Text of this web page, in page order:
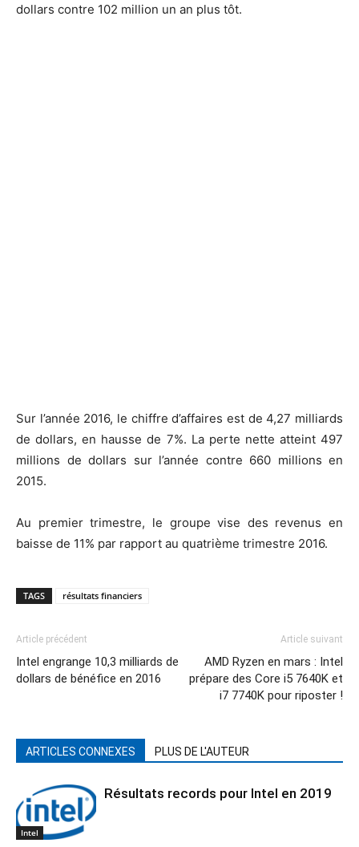
dollars contre 102 million un an plus tôt.
Sur l’année 2016, le chiffre d’affaires est de 4,27 milliards
de dollars, en hausse de 7%. La perte nette atteint 497
millions de dollars sur l’année contre 660 millions en
2015.
Au premier trimestre, le groupe vise des revenus en
baisse de 11% par rapport au quatrième trimestre 2016.
TAGS résultats financiers
Article précédent
Intel engrange 10,3 milliards de
dollars de bénéfice en 2016
Article suivant
AMD Ryzen en mars : Intel
prépare des Core i5 7640K et
i7 7740K pour riposter !
ARTICLES CONNEXES PLUS DE L'AUTEUR
Intel
Résultats records pour Intel en 2019